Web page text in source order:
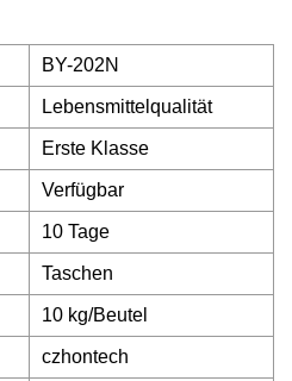
BY-202N
Lebensmittelqualität
Erste Klasse
Verfügbar
10 Tage
Taschen
10 kg/Beutel
czhontech